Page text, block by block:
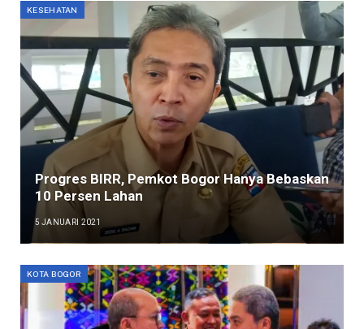
KESEHATAN
Progres BIRR, Pemkot Bogor Hanya Bebaskan
10 Persen Lahan
5 JANUARI 2021
KOTA BOGOR